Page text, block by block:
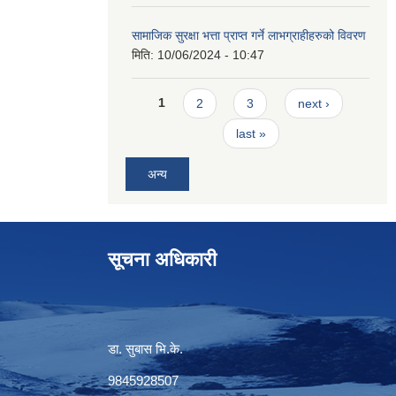
सामाजिक सुरक्षा भत्ता प्राप्त गर्ने लाभग्राहीहरुको विवरण
मिति: 10/06/2024 - 10:47
Pages
1 2 3 next ›
last »
अन्य
सूचना अधिकारी
डा. सुबास भि.के.
9845928507